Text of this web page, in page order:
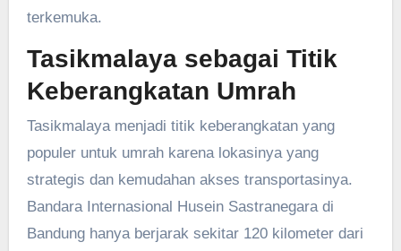
terkemuka.
Tasikmalaya sebagai Titik
Keberangkatan Umrah
Tasikmalaya menjadi titik keberangkatan yang
populer untuk umrah karena lokasinya yang
strategis dan kemudahan akses transportasinya.
Bandara Internasional Husein Sastranegara di
Bandung hanya berjarak sekitar 120 kilometer dari